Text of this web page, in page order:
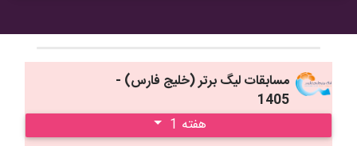
مسابقات ليگ برتر (خليج فارس) -
1405
هفته 1